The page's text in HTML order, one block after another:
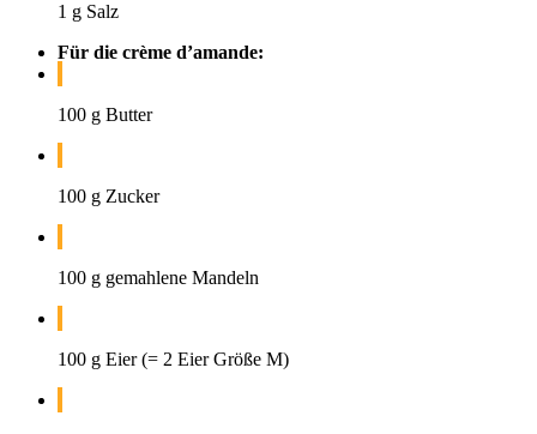
1 g Salz
Für die crème d’amande:
100 g Butter
100 g Zucker
100 g gemahlene Mandeln
100 g Eier (= 2 Eier Größe M)